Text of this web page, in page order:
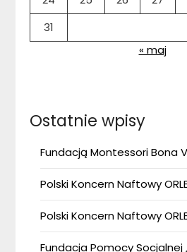
31
« maj
Ostatnie wpisy
Fundacją Montessori Bona
Polski Koncern Naftowy
Polski Koncern Naftowy
Fundacja Pomocy Socjalnej